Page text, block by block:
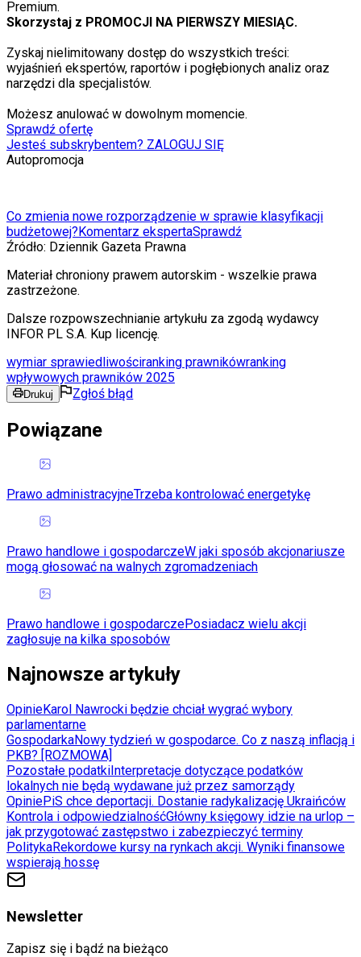
Premium.
Skorzystaj z PROMOCJI NA PIERWSZY MIESIĄC.
Zyskaj nielimitowany dostęp do wszystkich treści:
wyjaśnień ekspertów, raportów i pogłębionych analiz oraz
narzędzi dla specjalistów.
Możesz anulować w dowolnym momencie.
Sprawdź ofertę
Jesteś subskrybentem? ZALOGUJ SIĘ
Autopromocja
Co zmienia nowe rozporządzenie w sprawie klasyfikacji
budżetowej?Komentarz ekspertaSprawdź
Źródło: Dziennik Gazeta Prawna
Materiał chroniony prawem autorskim - wszelkie prawa
zastrzeżone.
Dalsze rozpowszechnianie artykułu za zgodą wydawcy
INFOR PL S.A. Kup licencję.
wymiar sprawiedliwościranking prawnikówranking
wpływowych prawników 2025
Drukuj Zgłoś błąd
Powiązane
Prawo administracyjneTrzeba kontrolować energetykę
Prawo handlowe i gospodarczeW jaki sposób akcjonariusze
mogą głosować na walnych zgromadzeniach
Prawo handlowe i gospodarczePosiadacz wielu akcji
zagłosuje na kilka sposobów
Najnowsze artykuły
OpinieKarol Nawrocki będzie chciał wygrać wybory
parlamentarne
GospodarkaNowy tydzień w gospodarce. Co z naszą inflacją i
PKB? [ROZMOWA]
Pozostałe podatkiInterpretacje dotyczące podatków
lokalnych nie będą wydawane już przez samorządy
OpiniePiS chce deportacji. Dostanie radykalizację Ukraińców
Kontrola i odpowiedzialnośćGłówny księgowy idzie na urlop –
jak przygotować zastępstwo i zabezpieczyć terminy
PolitykaRekordowe kursy na rynkach akcji. Wyniki finansowe
wspierają hossę
Newsletter
Zapisz się i bądź na bieżąco